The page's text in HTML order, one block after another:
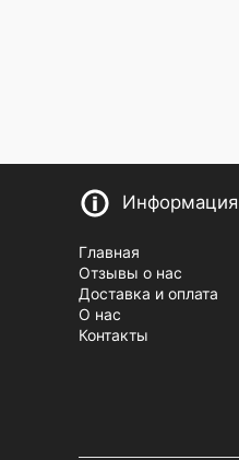
Информация
Главная
Отзывы о нас
Доставка и оплата
О нас
Контакты